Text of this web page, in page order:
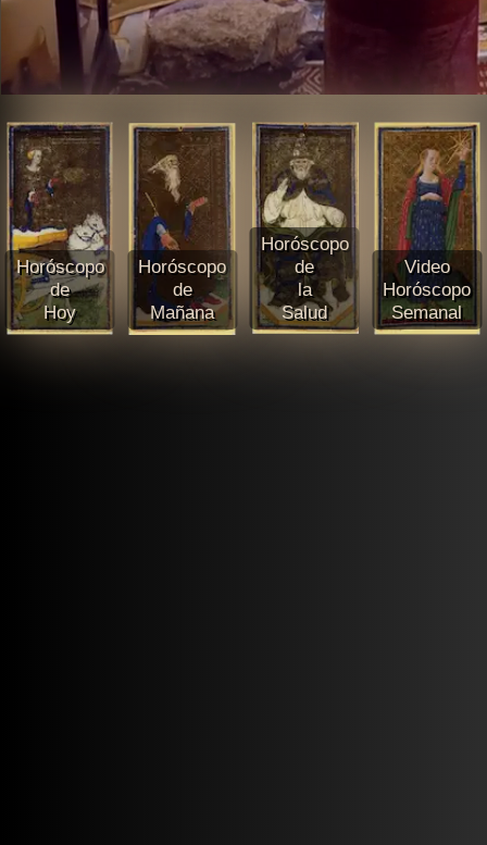
Horóscopo
de
Hoy
Horóscopo
de
Mañana
Horóscopo
de
la
Salud
Video
Horóscopo
Semanal